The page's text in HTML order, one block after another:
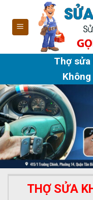
content
Thợ sửa
THỢ SỬA